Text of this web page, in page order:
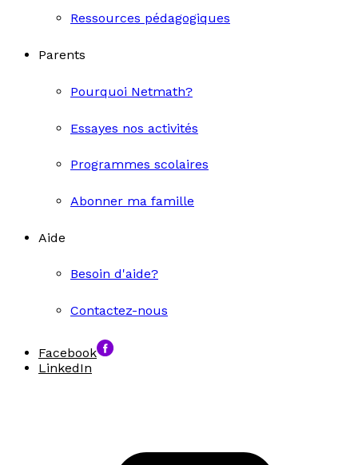
Ressources pédagogiques
Parents
Pourquoi Netmath?
Essayes nos activités
Programmes scolaires
Abonner ma famille
Aide
Besoin d'aide?
Contactez-nous
Facebook
LinkedIn